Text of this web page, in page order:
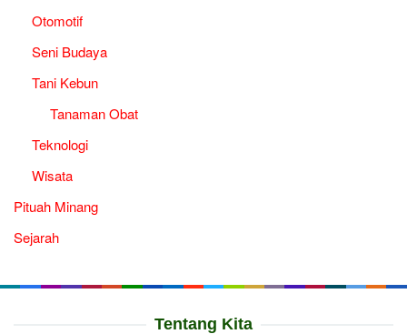
Otomotif
Seni Budaya
Tani Kebun
Tanaman Obat
Teknologi
Wisata
Pituah Minang
Sejarah
Tentang Kita